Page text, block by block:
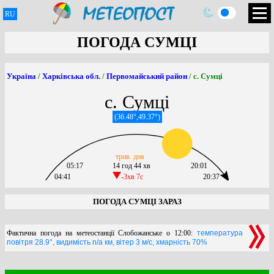
RU
ПОГОДА СУМЦІ
Україна / Харківська обл. / Первомайський район / с. Сумці
с. Сумці
(36.48°,49.37°)
04:41
05:17
14 год 44 хв
-3хв 7c
трив. дня
20:37
20:01
ПОГОДА СУМЦІ ЗАРАЗ
Фактична погода на метеостанції Слобожанське о 12:00: температура
повітря 28.9°, видимість n/a км, вітер 3 м/с, хмарність 70%